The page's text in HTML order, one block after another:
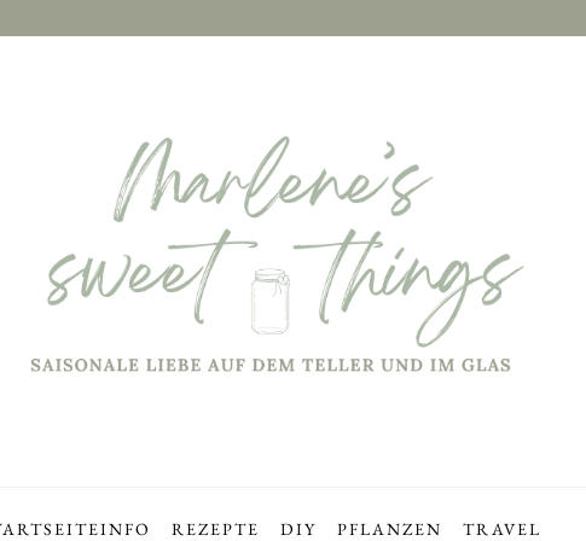
INFO REZEPTE DIY PFLANZEN TRAVEL